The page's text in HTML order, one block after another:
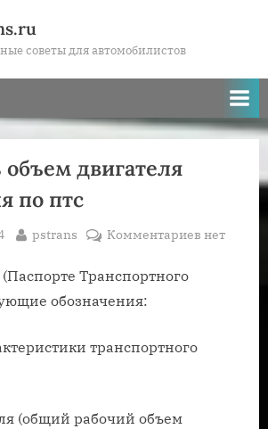
советы для автомобилистов
объем двигателя
по птс
By
pstrans Комментариевкнет
Транспортного
обозначения:
транспортного
(общий рабочий объем